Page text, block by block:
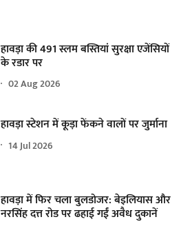
हावड़ा की 491 स्लम बस्तियां सुरक्षा एजेंसियों
के रडार पर
02 Aug 2026
हावड़ा स्टेशन में कूड़ा फेंकने वालों पर जुर्माना
14 Jul 2026
हावड़ा में फिर चला बुलडोजर: बेइलियास और
नरसिंह दत्त रोड पर ढहाई गईं अवैध दुकानें